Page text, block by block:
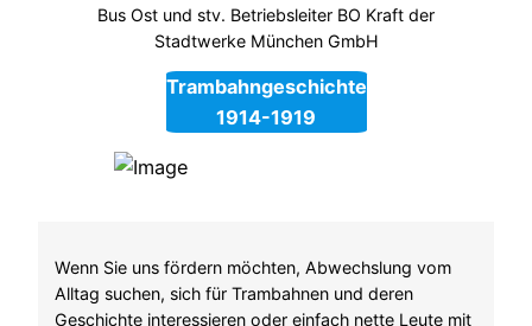
Bus Ost und stv. Betriebsleiter BO Kraft der
Stadtwerke München GmbH
Trambahngeschichte
1914-1919
Wenn Sie uns fördern möchten, Abwechslung vom
Alltag suchen, sich für Trambahnen und deren
Geschichte interessieren oder einfach nette Leute mit